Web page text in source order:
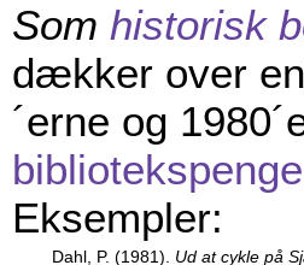
Som historisk
dækker over
´erne og
bibliotekspenge
Eksempler:
Dahl, P. (1981). Ud at cykle på